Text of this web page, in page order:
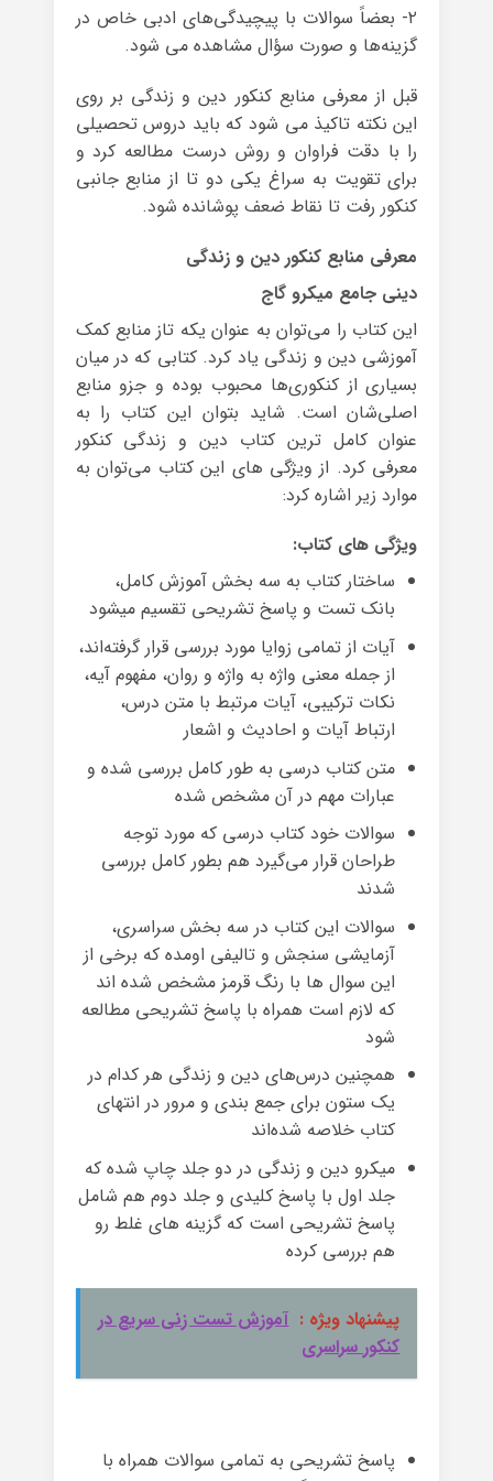
۲- بعضاً سوالات با پیچیدگی‌های ادبی خاص در
گزینه‌ها و صورت سؤال مشاهده می شود.
قبل از معرفی منابع کنکور دین و زندگی بر روی
این نکته تاکیذ می شود که باید دروس تحصیلی
را با دقت فراوان و روش درست مطالعه کرد و
برای تقویت به سراغ یکی دو تا از منابع جانبی
کنکور رفت تا نقاط ضعف پوشانده شود.
معرفی منابع کنکور دین و زندگی
دینی جامع میکرو گاج
این کتاب را می‌توان به عنوان یکه تاز منابع کمک
آموزشی دین و زندگی یاد کرد. کتابی که در میان
بسیاری از کنکوری‌ها محبوب بوده و جزو منابع
اصلی‌شان است. شاید بتوان این کتاب را به
عنوان کامل ترین کتاب دین و زندگی کنکور
معرفی کرد. از ویژگی های این کتاب می‌توان به
موارد زیر اشاره کرد:
ویژگی های کتاب:
ساختار کتاب به سه بخش آموزش کامل،
بانک تست و پاسخ تشریحی تقسیم میشود
آیات از تمامی زوایا مورد بررسی قرار گرفته‌اند،
از جمله معنی واژه به واژه و روان، مفهوم آیه،
نکات ترکیبی، آیات مرتبط با متن درس،
ارتباط آیات و احادیث و اشعار
متن کتاب درسی به طور کامل بررسی شده و
عبارات مهم در آن مشخص شده
سوالات خود کتاب درسی که مورد توجه
طراحان قرار می‌گیرد هم بطور کامل بررسی
شدند
سوالات این کتاب در سه بخش سراسری،
آزمایشی سنجش و تالیفی اومده که برخی از
این سوال ها با رنگ قرمز مشخص شده اند
که لازم است همراه با پاسخ تشریحی مطالعه
شود
همچنین درس‌های دین و زندگی هر کدام در
یک ستون برای جمع بندی و مرور در انتهای
کتاب خلاصه شده‌اند
میکرو دین و زندگی در دو جلد چاپ شده که
جلد اول با پاسخ کلیدی و جلد دوم هم شامل
پاسخ تشریحی است که گزینه های غلط رو
هم بررسی کرده
پیشنهاد ویژه : آموزش تست زنی سریع در
کنکور سراسری
پاسخ تشریحی به تمامی سوالات همراه با